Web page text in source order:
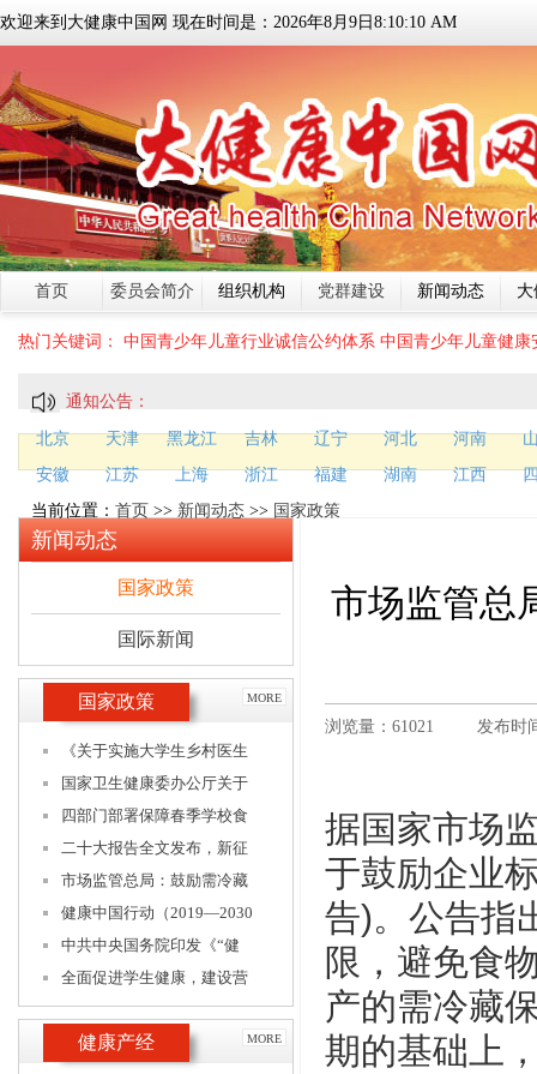
欢迎来到大健康中国网 现在时间是： 2026年8月 9 日 8:10:11 AM
首页 委员会简介 组织机构 党群建设 新闻动态
热门关键词： 中国青少年儿童行业诚信公约体系 中国青少年儿童健康
通知公告：
北京 天津 黑龙江 吉林 辽宁 河北 河南
安徽
江苏 上海 浙江 福建 湖南 江西
当前位置： 首页 >> 新闻动态 >> 国家政策
市场监管总
浏览量：61021 发布时
据国家市场
于鼓励企业
告)。公告指
限，避免食
产的需冷藏
期的基础上
新闻动态
国家政策
国际新闻
国家政策 MORE
《关于实施大学生乡村医生
国家卫生健康委办公厅关于
四部门部署保障春季学校食
二十大报告全文发布，新征
市场监管总局：鼓励需冷藏
健康中国行动（2019—2030
中共中央国务院印发《“健
全面促进学生健康，建设营
健康产经 MORE